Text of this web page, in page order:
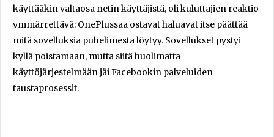
käyttääkin valtaosa netin käyttäjistä, oli kuluttajien reaktio
ymmärrettävä: OnePlussaa ostavat haluavat itse päättää
mitä sovelluksia puhelimesta löytyy. Sovellukset pystyi
kyllä poistamaan, mutta siitä huolimatta
käyttöjärjestelmään jäi Facebookin palveluiden
taustaprosessit.